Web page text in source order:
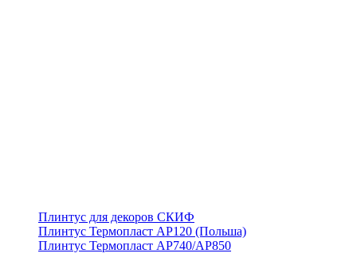
Плинтус для декоров СКИФ
Плинтус Термопласт АР120 (Польша)
Плинтус Термопласт АР740/АР850